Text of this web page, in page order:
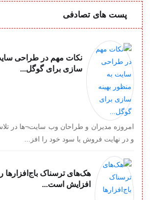
پست های تصادفی
نکات مهم در طراحی
سازی برای گوگل...
امروزه مدیران و طراحان وب سایت¬ها در
و در نهایت فروش یا سود خود را افز...
هک‌های ترسناک باج‌افزارها
افزایش است...